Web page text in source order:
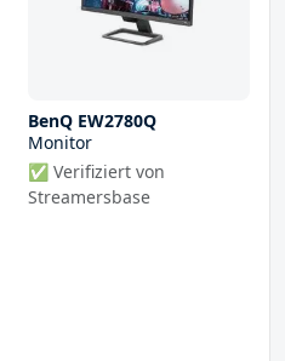
BenQ EW2780Q
Monitor
✅ Verifiziert von
Streamersbase